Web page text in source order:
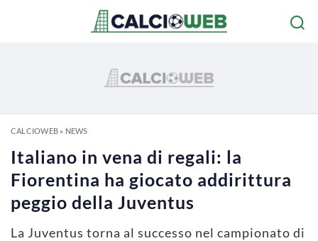
CALCIOWEB» NEWS
Italiano in vena di regali: la
Fiorentina ha giocato addirittura
peggio della Juventus
La Juventus torna al successo nel campionato di